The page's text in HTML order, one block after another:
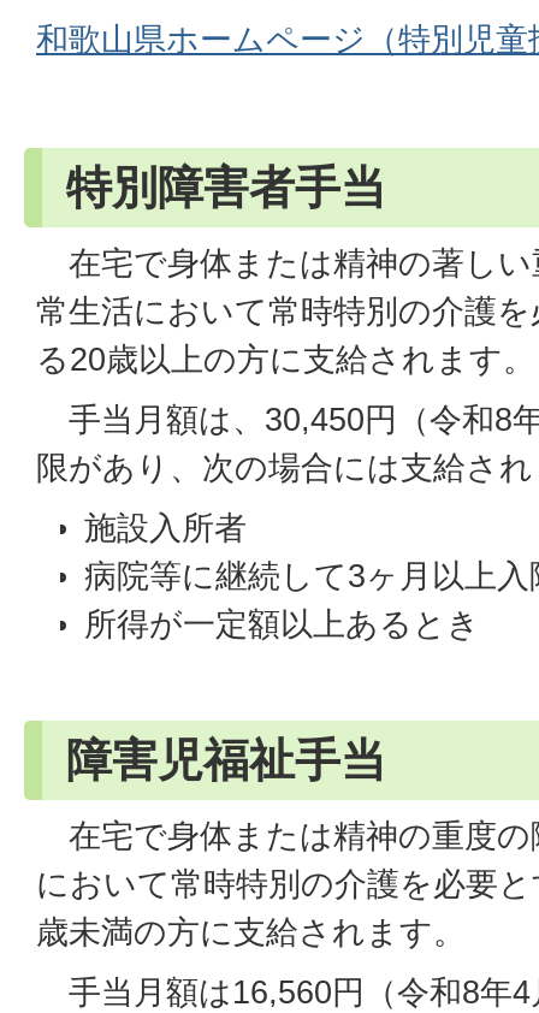
和歌山県ホームページ（特別児童
特別障害者手当
在宅で身体または精神の著し
常生活において常時特別の介護
る20歳以上の方に支給されます。
手当月額は、30,450円（令和8
限があり、次の場合には支給さ
施設入所者
病院等に継続して3ヶ月以上
所得が一定額以上あるとき
障害児福祉手当
在宅で身体または精神の重度の
において常時特別の介護を必要
歳未満の方に支給されます。
手当月額は16,560円（令和8年